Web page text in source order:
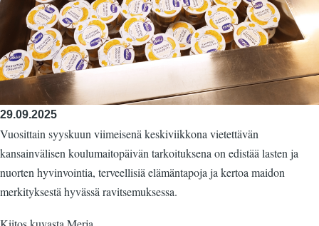
29.09.2025
Vuosittain syyskuun viimeisenä keskiviikkona vietettävän
kansainvälisen koulumaitopäivän tarkoituksena on edistää lasten ja
nuorten hyvinvointia, terveellisiä elämäntapoja ja kertoa maidon
merkityksestä hyvässä ravitsemuksessa.